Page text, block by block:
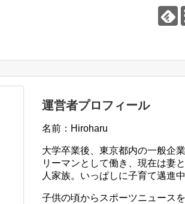
運営者プロフィール
名前：Hiroharu
大学卒業後、東京都内の一般企
リーマンとして働き、現在は妻
人家族。いっぱしに子育て邁進中
子供の頃からスポーツニュース